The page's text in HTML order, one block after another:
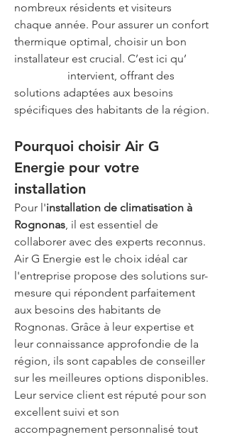
nombreux résidents et visiteurs
chaque année. Pour assurer un confort
thermique optimal, choisir un bon
installateur est crucial. C’est ici qu’
intervient, offrant des
solutions adaptées aux besoins
spécifiques des habitants de la région.
Pourquoi choisir Air G
Energie pour votre
installation
Pour l'installation de climatisation à
Rognonas, il est essentiel de
collaborer avec des experts reconnus.
Air G Energie est le choix idéal car
l'entreprise propose des solutions sur-
mesure qui répondent parfaitement
aux besoins des habitants de
Rognonas. Grâce à leur expertise et
leur connaissance approfondie de la
région, ils sont capables de conseiller
sur les meilleures options disponibles.
Leur service client est réputé pour son
excellent suivi et son
accompagnement personnalisé tout